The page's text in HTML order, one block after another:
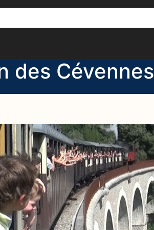
des Cévennes